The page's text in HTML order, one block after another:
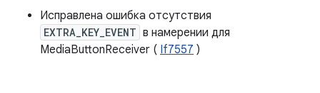
Исправлена ​​ошибка отсутствия
EXTRA_KEY_EVENT в намерении для
MediaButtonReceiver ( If7557 )